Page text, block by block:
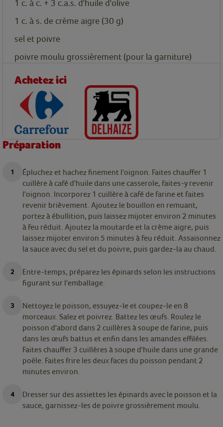
1 c. à c. + 3 c.a.s. d'huile d'olive
1 c. à s. de crème aigre (30 g)
sel et poivre
poivre moulu grossièrement (pour la garniture)
Achetez ici
Préparation
Épluchez et hachez finement l'oignon. Faites chauffer 1
cuillère à café d'huile dans une casserole, faites-y revenir
l'oignon. Incorporez 1 cuillère à café de farine et faites
revenir brièvement. Ajoutez le bouillon en remuant,
portez à ébullition, puis laissez mijoter environ 2 minutes
à feu réduit. Ajoutez la moutarde et la crème aigre, puis
laissez mijoter environ 5 minutes à feu réduit. Assaisonnez
la sauce avec du sel et du poivre, puis gardez-la au chaud.
Entre-temps, préparez les épinards selon les instructions
figurant sur l'emballage.
Nettoyez le poisson, essuyez-le et coupez-le en 8
morceaux. Salez et poivrez. Battez les œufs. Roulez le
poisson d'abord dans 2 cuillères à soupe de farine, puis
dans les œufs battus et enfin dans les amandes effilées.
Faites chauffer 3 cuillères à soupe d'huile dans une grande
poêle. Faites frire les deux faces du poisson pendant 2
minutes environ.
Dresser sur des assiettes les épinards avec le poisson et la
sauce, garnissez-les de poivre grossièrement moulu.